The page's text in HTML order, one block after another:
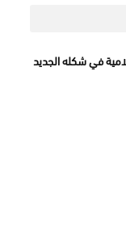
في شكله الجديد